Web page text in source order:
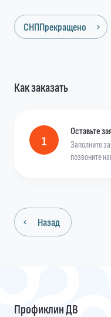
СНППрекращено
Как заказать
1
Оставьте
Заполните
позвоните
Назад
Профиклин ДВ